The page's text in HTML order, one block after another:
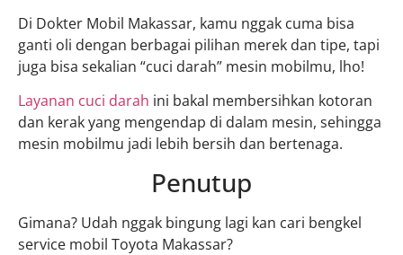
Di Dokter Mobil Makassar, kamu nggak cuma bisa
ganti oli dengan berbagai pilihan merek dan tipe, tapi
juga bisa sekalian “cuci darah” mesin mobilmu, lho!
Layanan cuci darah ini bakal membersihkan kotoran
dan kerak yang mengendap di dalam mesin, sehingga
mesin mobilmu jadi lebih bersih dan bertenaga.
Penutup
Gimana? Udah nggak bingung lagi kan cari bengkel
service mobil Toyota Makassar?